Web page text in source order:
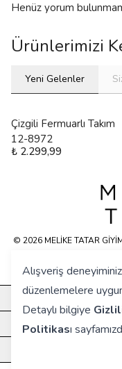
Alışveriş
düzenlemelere
Detaylı bilgiye
Politikası
Henüz yorum
Ürünlerimizi
Yeni Gelenler
Çizgili Fermuarlı Takım
12-8972
₺ 2.299,99
KURUMSAL
HIZLI ERİŞİM
© 2026 MELİKE TATAR